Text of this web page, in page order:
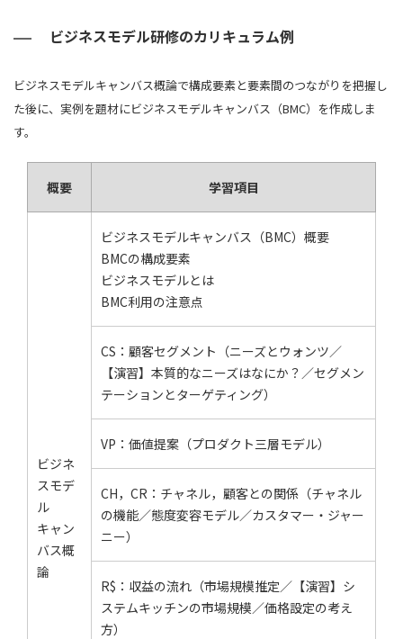
ビジネスモデル研修のカリキュラム例
ビジネスモデルキャンバス概論で構成要素と要素間のつながりを把握し
た後に、実例を題材にビジネスモデルキャンバス（BMC）を作成しま
す。
概要 学習項目
ビジネ
スモデ
ル
キャン
バス概
論
ビジネスモデルキャンバス（BMC）概要
BMCの構成要素
ビジネスモデルとは
BMC利用の注意点
CS：顧客セグメント（ニーズとウォンツ／
【演習】本質的なニーズはなにか？／セグメン
テーションとターゲティング）
VP：価値提案（プロダクト三層モデル）
CH，CR：チャネル，顧客との関係（チャネル
の機能／態度変容モデル／カスタマー・ジャー
ニー）
R$：収益の流れ（市場規模推定／【演習】シ
ステムキッチンの市場規模／価格設定の考え
方）